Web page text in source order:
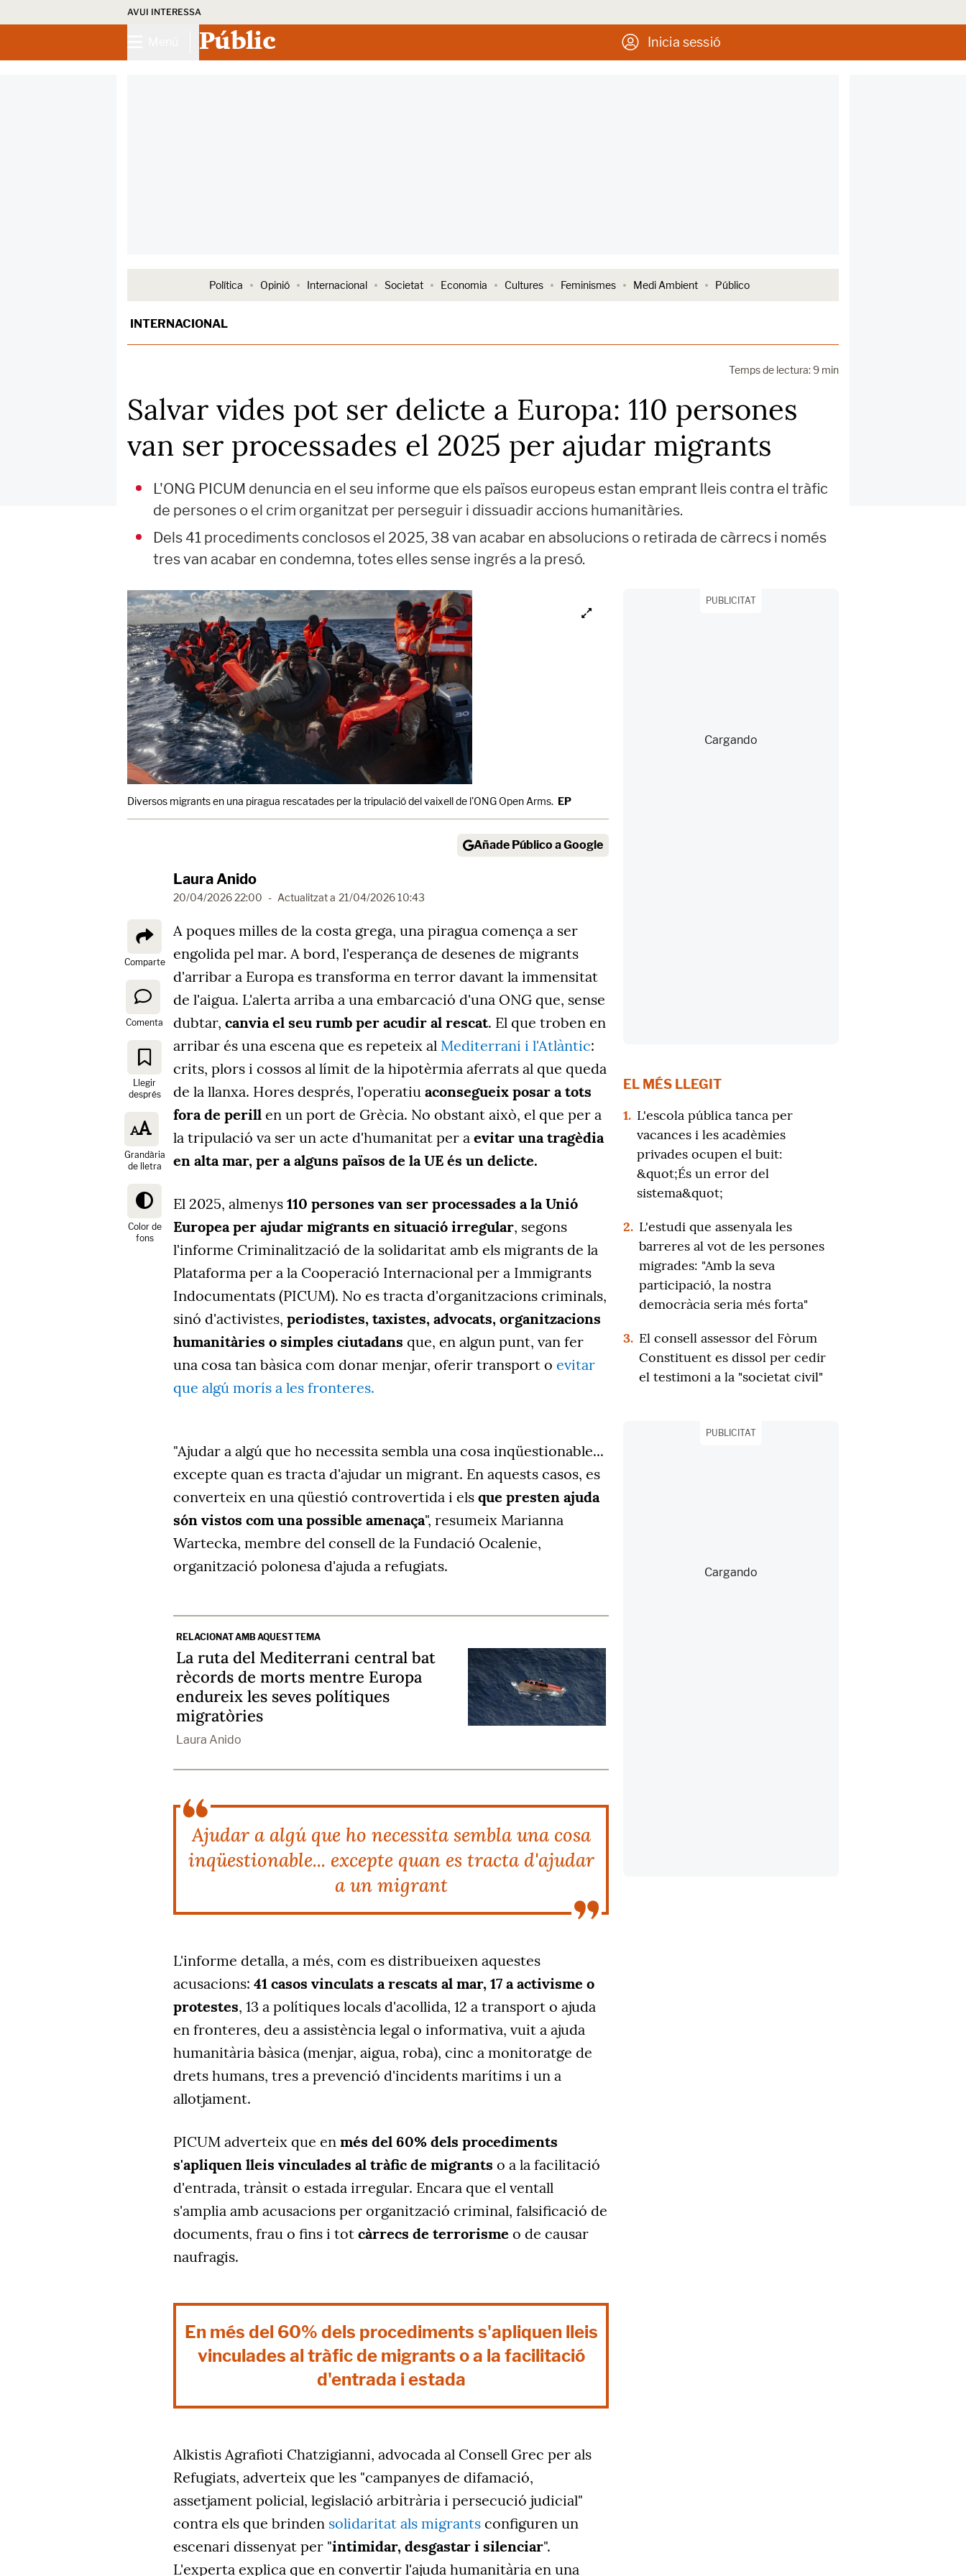
AVUI INTERESSA
Públic Inicia sessió
Política Opinió Internacional Societat Economia Cultures Feminismes Medi Ambient Público
INTERNACIONAL
Temps de lectura: 9 min
Salvar vides pot ser delicte a Europa: 110 persones
van ser processades el 2025 per ajudar migrants
L'ONG PICUM denuncia en el seu informe que els països europeus estan emprant lleis contra el tràfic
de persones o el crim organitzat per perseguir i dissuadir accions humanitàries.
Dels 41 procediments conclosos el 2025, 38 van acabar en absolucions o retirada de càrrecs i només
tres van acabar en condemna, totes elles sense ingrés a la presó.
Diversos migrants en una piragua rescatades per la tripulació del vaixell de l'ONG Open Arms. EP
Añade Público a Google
Laura Anido
20/04/2026 22:00 - Actualitzat a 21/04/2026 10:43
Comparte
Comenta
Llegir
després
Grandària
de lletra
Color de
fons
A poques milles de la costa grega, una piragua comença a ser
engolida pel mar. A bord, l'esperança de desenes de migrants
d'arribar a Europa es transforma en terror davant la immensitat
de l'aigua. L'alerta arriba a una embarcació d'una ONG que, sense
dubtar, canvia el seu rumb per acudir al rescat. El que troben en
arribar és una escena que es repeteix al Mediterrani i l'Atlàntic:
crits, plors i cossos al límit de la hipotèrmia aferrats al que queda
de la llanxa. Hores després, l'operatiu aconsegueix posar a tots
fora de perill en un port de Grècia. No obstant això, el que per a
la tripulació va ser un acte d'humanitat per a evitar una tragèdia
en alta mar, per a alguns països de la UE és un delicte.
El 2025, almenys 110 persones van ser processades a la Unió
Europea per ajudar migrants en situació irregular, segons
l'informe Criminalització de la solidaritat amb els migrants de la
Plataforma per a la Cooperació Internacional per a Immigrants
Indocumentats (PICUM). No es tracta d'organitzacions criminals,
sinó d'activistes, periodistes, taxistes, advocats, organitzacions
humanitàries o simples ciutadans que, en algun punt, van fer
una cosa tan bàsica com donar menjar, oferir transport o evitar
que algú morís a les fronteres.
"Ajudar a algú que ho necessita sembla una cosa inqüestionable...
excepte quan es tracta d'ajudar un migrant. En aquests casos, es
converteix en una qüestió controvertida i els que presten ajuda
són vistos com una possible amenaça", resumeix Marianna
Wartecka, membre del consell de la Fundació Ocalenie,
organització polonesa d'ajuda a refugiats.
RELACIONAT AMB AQUEST TEMA
La ruta del Mediterrani central bat
rècords de morts mentre Europa
endureix les seves polítiques
migratòries
Laura Anido
Ajudar a algú que ho necessita sembla una cosa
inqüestionable... excepte quan es tracta d'ajudar
a un migrant
L'informe detalla, a més, com es distribueixen aquestes
acusacions: 41 casos vinculats a rescats al mar, 17 a activisme o
protestes, 13 a polítiques locals d'acollida, 12 a transport o ajuda
en fronteres, deu a assistència legal o informativa, vuit a ajuda
humanitària bàsica (menjar, aigua, roba), cinc a monitoratge de
drets humans, tres a prevenció d'incidents marítims i un a
allotjament.
PICUM adverteix que en més del 60% dels procediments
s'apliquen lleis vinculades al tràfic de migrants o a la facilitació
d'entrada, trànsit o estada irregular. Encara que el ventall
s'amplia amb acusacions per organització criminal, falsificació de
documents, frau o fins i tot càrrecs de terrorisme o de causar
naufragis.
En més del 60% dels procediments s'apliquen lleis
vinculades al tràfic de migrants o a la facilitació
d'entrada i estada
Alkistis Agrafioti Chatzigianni, advocada al Consell Grec per als
Refugiats, adverteix que les "campanyes de difamació,
assetjament policial, legislació arbitrària i persecució judicial"
contra els que brinden solidaritat als migrants configuren un
escenari dissenyat per "intimidar, desgastar i silenciar".
L'experta explica que en convertir l'ajuda humanitària en una
PUBLICITAT
EL MÉS LLEGIT
1. L'escola pública tanca per
vacances i les acadèmies
privades ocupen el buit:
&quot;És un error del
sistema&quot;
2. L'estudi que assenyala les
barreres al vot de les persones
migrades: "Amb la seva
participació, la nostra
democràcia seria més forta"
3. El consell assessor del Fòrum
Constituent es dissol per cedir
el testimoni a la "societat civil"
PUBLICITAT